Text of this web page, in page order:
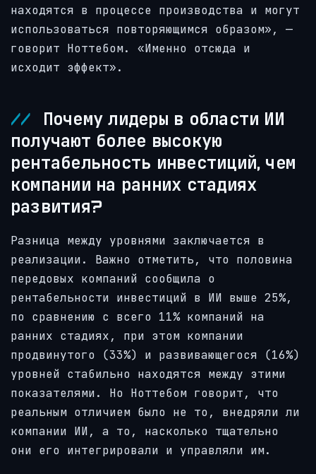
находятся в процессе производства и могут
использоваться повторяющимся образом», —
говорит Ноттебом. «Именно отсюда и
исходит эффект».
Почему лидеры в области ИИ
получают более высокую
рентабельность инвестиций, чем
компании на ранних стадиях
развития?
Разница между уровнями заключается в
реализации. Важно отметить, что половина
передовых компаний сообщила о
рентабельности инвестиций в ИИ выше 25%,
по сравнению с всего 11% компаний на
ранних стадиях, при этом компании
продвинутого (33%) и развивающегося (16%)
уровней стабильно находятся между этими
показателями. Но Ноттебом говорит, что
реальным отличием было не то, внедряли ли
компании ИИ, а то, насколько тщательно
они его интегрировали и управляли им.